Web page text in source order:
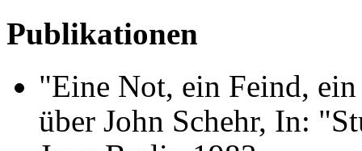
Publikationen
"Eine Not, ein Feind,
über John Schehr, In: